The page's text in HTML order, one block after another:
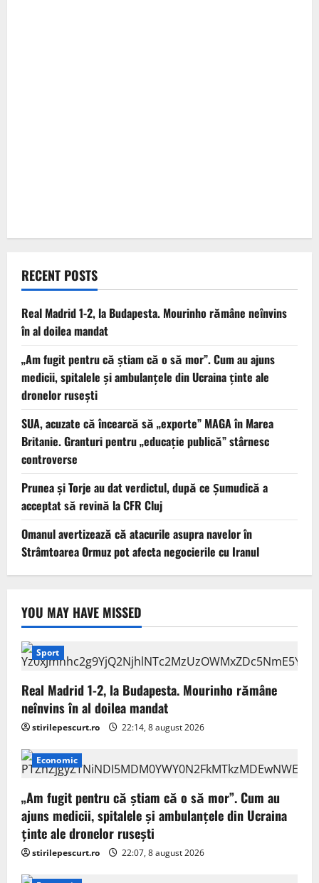
RECENT POSTS
Real Madrid 1-2, la Budapesta. Mourinho rămâne neînvins
în al doilea mandat
„Am fugit pentru că știam că o să mor”. Cum au ajuns
medicii, spitalele și ambulanțele din Ucraina ținte ale
dronelor rusești
SUA, acuzate că încearcă să „exporte” MAGA în Marea
Britanie. Granturi pentru „educație publică” stârnesc
controverse
Prunea și Torje au dat verdictul, după ce Șumudică a
acceptat să revină la CFR Cluj
Omanul avertizează că atacurile asupra navelor în
Strâmtoarea Ormuz pot afecta negocierile cu Iranul
YOU MAY HAVE MISSED
Sport
Real Madrid 1-2, la Budapesta. Mourinho rămâne
neînvins în al doilea mandat
stirilepescurt.ro 22:14, 8 august 2026
Economic
„Am fugit pentru că știam că o să mor”. Cum au
ajuns medicii, spitalele și ambulanțele din Ucraina
ținte ale dronelor rusești
stirilepescurt.ro 22:07, 8 august 2026